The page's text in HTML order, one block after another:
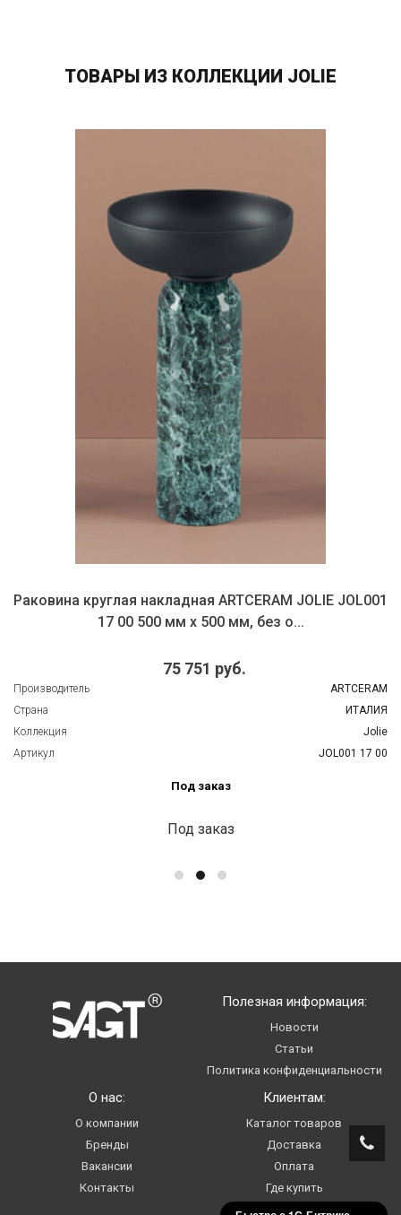
ТОВАРЫ ИЗ КОЛЛЕКЦИИ JOLIE
Раковина круглая накладная ARTCERAM JOLIE JOL001
17 00 500 мм х 500 мм, без о...
75 751 руб.
Производитель
ARTCERAM
Страна
ИТАЛИЯ
Коллекция
Jolie
Артикул
JOL001 17 00
Под заказ
Под заказ
О нас:
О компании
Бренды
Вакансии
Контакты
Клиентам:
Каталог товаров
Доставка
Оплата
Где купить
Услуги
Полезная информация:
Новости
Статьи
Политика конфиденциальности